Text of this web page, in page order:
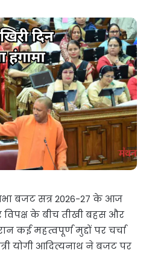
बजट सत्र 2026-27 के आज
विपक्ष के बीच तीखी बहस और
कई महत्वपूर्ण मुद्दों पर चर्चा
योगी आदित्यनाथ ने बजट पर